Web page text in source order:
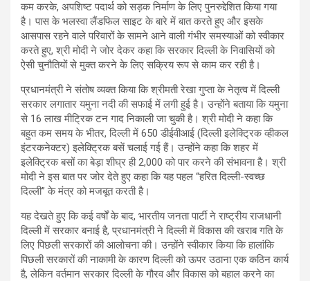
कम करके, अपशिष्ट पदार्थ को सड़क निर्माण के लिए पुनरुद्देशित किया गया
है। पास के भलस्वा लैंडफिल साइट के बारे में बात करते हुए और इसके
आसपास रहने वाले परिवारों के सामने आने वाली गंभीर समस्याओं को स्वीकार
करते हुए, श्री मोदी ने जोर देकर कहा कि सरकार दिल्ली के निवासियों को
ऐसी चुनौतियों से मुक्त करने के लिए सक्रिय रूप से काम कर रही है।
प्रधानमंत्री ने संतोष व्यक्त किया कि श्रीमती रेखा गुप्ता के नेतृत्व में दिल्ली
सरकार लगातार यमुना नदी की सफाई में लगी हुई है। उन्होंने बताया कि यमुना
से 16 लाख मीट्रिक टन गाद निकाली जा चुकी है। श्री मोदी ने कहा कि
बहुत कम समय के भीतर, दिल्ली में 650 डीईवीआई (दिल्ली इलेक्ट्रिक व्हीकल
इंटरकनेक्टर) इलेक्ट्रिक बसें चलाई गई हैं। उन्होंने कहा कि शहर में
इलेक्ट्रिक बसों का बेड़ा शीघ्र ही 2,000 को पार करने की संभावना है। श्री
मोदी ने इस बात पर जोर देते हुए कहा कि यह पहल “हरित दिल्ली-स्वच्छ
दिल्ली” के मंत्र को मजबूत करती है।
यह देखते हुए कि कई वर्षों के बाद, भारतीय जनता पार्टी ने राष्ट्रीय राजधानी
दिल्ली में सरकार बनाई है, प्रधानमंत्री ने दिल्ली में विकास की खराब गति के
लिए पिछली सरकारों की आलोचना की। उन्होंने स्वीकार किया कि हालांकि
पिछली सरकारों की नाकामी के कारण दिल्ली को ऊपर उठाना एक कठिन कार्य
है, लेकिन वर्तमान सरकार दिल्ली के गौरव और विकास को बहाल करने का